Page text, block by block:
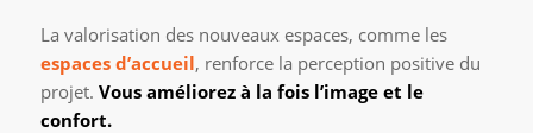
La valorisation des nouveaux espaces, comme les
espaces d’accueil, renforce la perception positive du
projet. Vous améliorez à la fois l’image et le
confort.